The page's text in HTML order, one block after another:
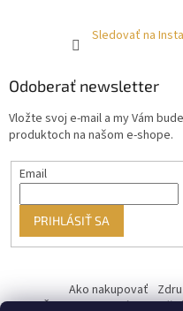
Sledovať na
Odoberať newsletter
Vložte svoj e-mail a my Vám
produktoch na našom e-shope.
Email
PRIHLÁSIŤ SA
Ako nakupovať
Československý